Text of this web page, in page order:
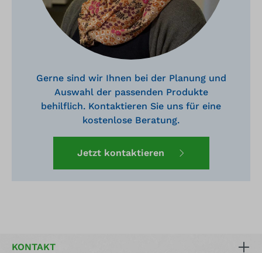
Gerne sind wir Ihnen bei der Planung und
Auswahl der passenden Produkte
behilflich. Kontaktieren Sie uns für eine
kostenlose Beratung.
Jetzt kontaktieren
KONTAKT